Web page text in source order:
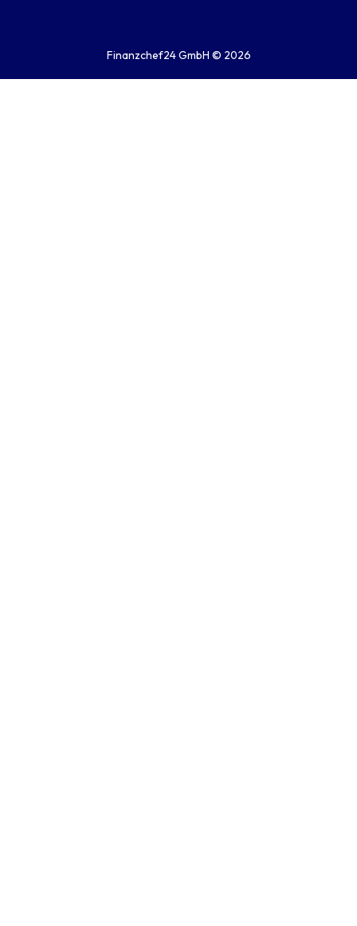
Finanzchef24 GmbH © 2026